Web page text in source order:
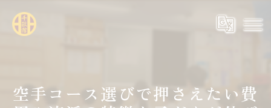
空手コース選びで押さえたい費